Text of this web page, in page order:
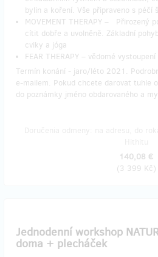
bylin a koření. Vše připraveno s péčí
MOVEMENT THERAPY – Přirozený
cítit dobře a uvolněně. Základní
cviky a jóga
FEAR THERAPY – vědomé
Termín konání - jaro/léto 2021.
e-mailem. Pokud chcete darovat tuhle
do poznámky jméno obdarovaného a
140,08 €
(3 399 Kč)
Jednodenní workshop
doma + plecháček